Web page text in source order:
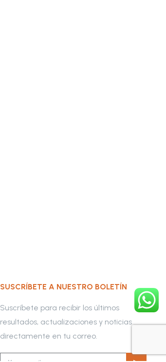
SUSCRÍBETE A NUESTRO BOLETÍN
Suscríbete para recibir los últimos
resultados, actualizaciones y noticias
directamente en tu correo.